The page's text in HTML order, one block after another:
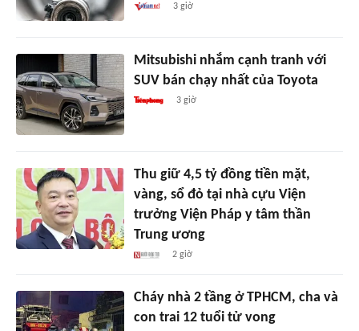
3 giờ
Mitsubishi nhắm cạnh tranh với
SUV bán chạy nhất của Toyota
3 giờ
Thu giữ 4,5 tỷ đồng tiền mặt,
vàng, sổ đỏ tại nhà cựu Viện
trưởng Viện Pháp y tâm thần
Trung ương
2 giờ
Cháy nhà 2 tầng ở TPHCM, cha và
con trai 12 tuổi tử vong